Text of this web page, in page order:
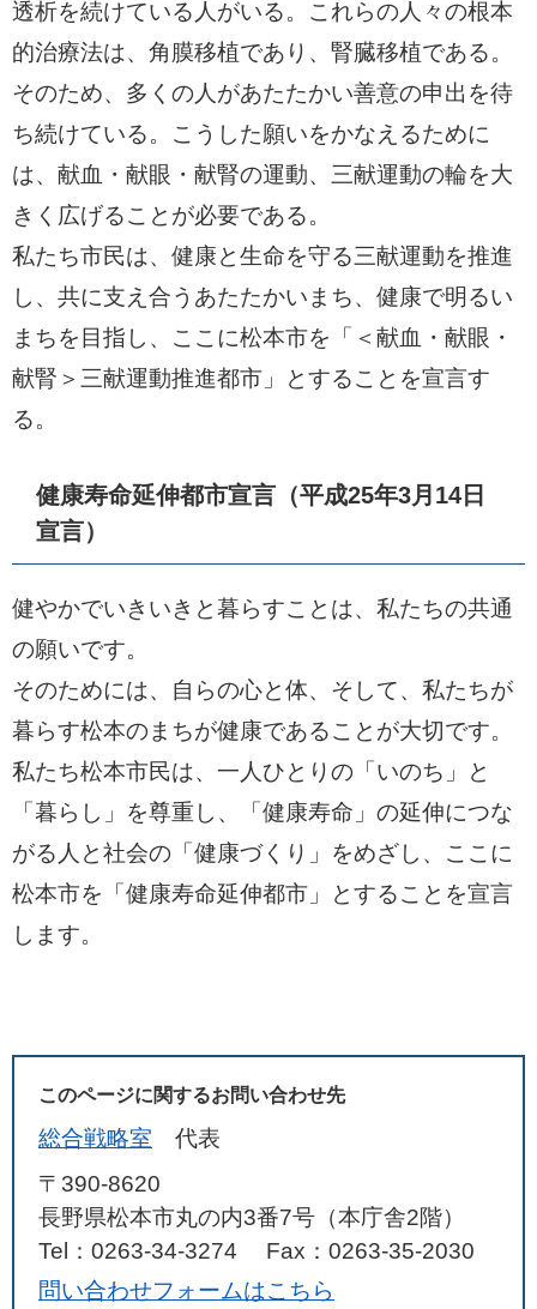
透析を続けている人がいる。これらの人々の根本
的治療法は、角膜移植であり、腎臓移植である。
そのため、多くの人があたたかい善意の申出を待
ち続けている。こうした願いをかなえるために
は、献血・献眼・献腎の運動、三献運動の輪を大
きく広げることが必要である。
私たち市民は、健康と生命を守る三献運動を推進
し、共に支え合うあたたかいまち、健康で明るい
まちを目指し、ここに松本市を「＜献血・献眼・
献腎＞三献運動推進都市」とすることを宣言す
る。
健康寿命延伸都市宣言（平成25年3月14日
宣言）
健やかでいきいきと暮らすことは、私たちの共通
の願いです。
そのためには、自らの心と体、そして、私たちが
暮らす松本のまちが健康であることが大切です。
私たち松本市民は、一人ひとりの「いのち」と
「暮らし」を尊重し、「健康寿命」の延伸につな
がる人と社会の「健康づくり」をめざし、ここに
松本市を「健康寿命延伸都市」とすることを宣言
します。
このページに関するお問い合わせ先
総合戦略室
代表
〒390-8620
長野県松本市丸の内3番7号（本庁舎2階）
Tel：0263-34-3274
Fax：0263-35-2030
問い合わせフォームはこちら